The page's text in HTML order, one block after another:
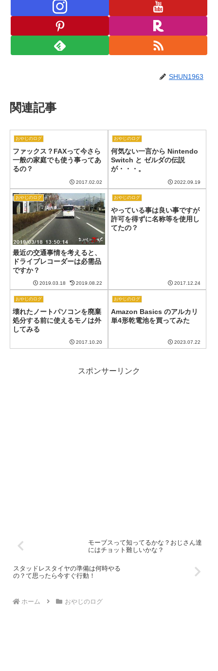
SHUN1963
関連記事
おやじのログ
ファックス？FAXって今さら
一般の家庭でも使う事ってあ
るの？
2017.02.02
おやじのログ
何気ない一言から Nintendo
Switch と ゼルダの伝説
が・・・。
2022.09.19
おやじのログ
最近の交通事情を考えると、
ドライブレコーダーは必需品
ですか？
2019.03.18 2019.08.22
おやじのログ
やっている事は良い事ですが
許可を得ずに名称等を使用し
てたの？
2017.12.24
おやじのログ
壊れたノートパソコンを廃棄
処分する前に使えるモノは外
してみる
2017.10.20
おやじのログ
Amazon Basics のアルカリ
単4形乾電池を買ってみた
2023.07.22
スポンサーリンク
モーブスって知ってるかな？おじさん達
にはチョット難しいかな？
スタッドレスタイヤの準備は何時やる
の？て思ったら今すぐ行動！
ホーム おやじのログ